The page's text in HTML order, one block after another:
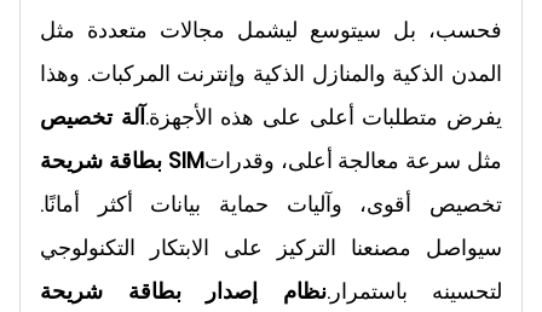
فحسب، بل سيتوسع ليشمل مجالات متعددة مثل
المدن الذكية والمنازل الذكية وإنترنت المركبات. وهذا
يفرض متطلبات أعلى على هذه الأجهزة.آلة تخصيص
بطاقة شريحة SIMمثل سرعة معالجة أعلى، وقدرات
تخصيص أقوى، وآليات حماية بيانات أكثر أمانًا.
سيواصل مصنعنا التركيز على الابتكار التكنولوجي
لتحسينه باستمرار.نظام إصدار بطاقة شريحة